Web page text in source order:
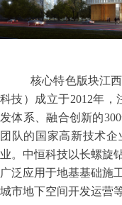
核心特色版块江
科技）成立于2012年，
发体系、融合创新的
团队的国家高新技术
业。中恒科技以长螺旋
广泛应用于地基基础施
城市地下空间开发运营